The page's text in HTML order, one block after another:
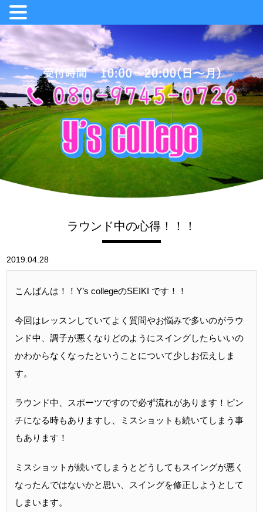
ラウンド中の心得！！！
2019.04.28
こんばんは！！ Y’s collegeのSEIKI です！！
今回はレッスンしていてよく質問やお悩みで多いのがラウ
ンド中、調子が悪くなりどのようにスイングしたらいいの
かわからなくなったということについて少しお伝えしま
す。
ラウンド中、スポーツですので必ず流れがあります！ピン
チになる時もありますし、ミスショットも続いてしまう事
もあります！
ミスショットが続いてしまうとどうしてもスイングが悪く
なったんではないかと思い、スイングを修正しようとして
しまいます。